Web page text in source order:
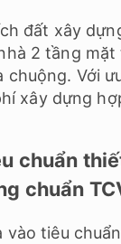
đất xây
2 tầng
chuộng. Với
xây dựng
chuẩn
chuẩn
vào tiêu